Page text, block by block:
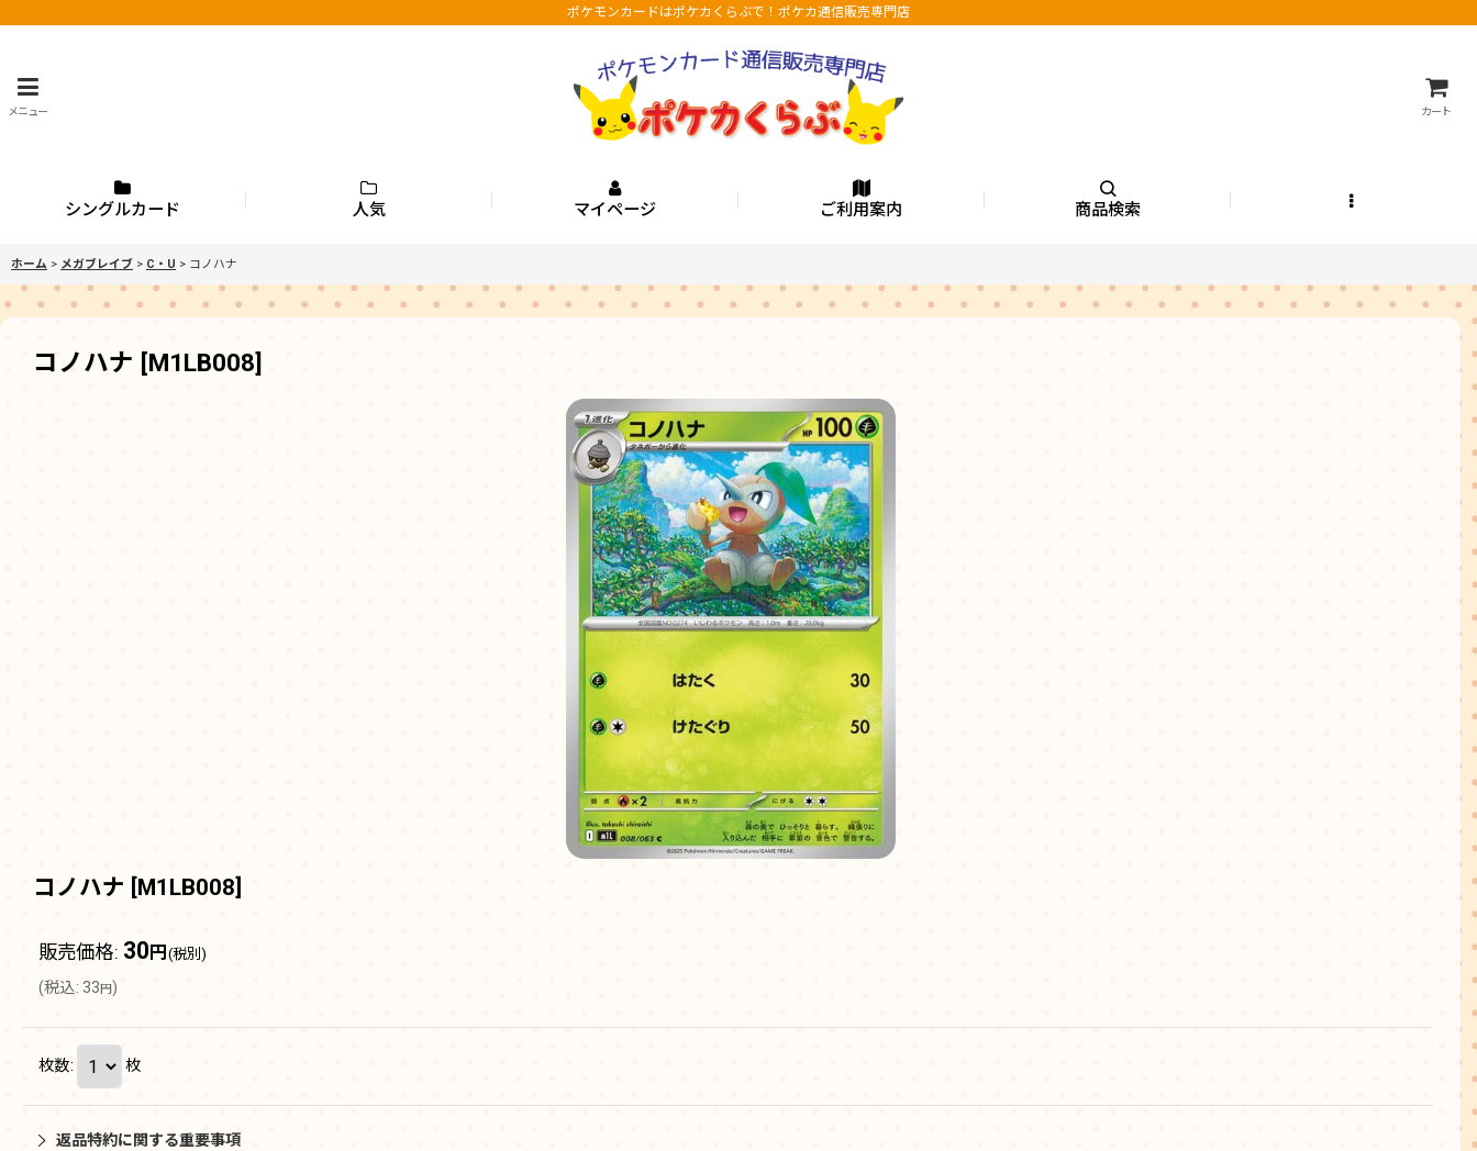
ポケモンカードはポケカくらぶで！ポケカ通信販売専門店
メニュー カート
シングルカード 人気 マイページ ご利用案内 商品検索
ホーム > メガブレイブ > C・U > コノハナ
コノハナ [M1LB008]
コノハナ [M1LB008]
販売価格: 30 円 (税別)
(税込: 33 円 )
枚数: 枚
返品特約に関する重要事項